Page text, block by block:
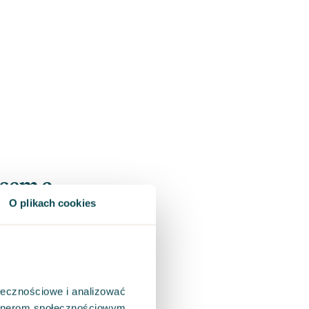
O plikach cookies
i analizować
a
intensywność – od
ale istnieją istotne